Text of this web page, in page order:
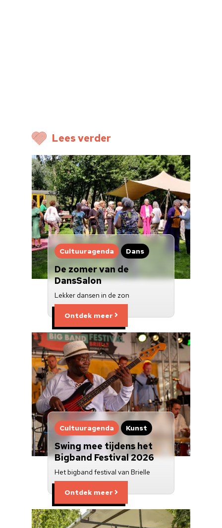
Lees verder
Cultuuragenda Dans
De zomer van de
DansSalon
Lekker dansen in de zon
Ontdek meer
Cultuuragenda Kunst
Swing mee tijdens het
Bigband Festival 2026
Het bigband festival van Brielle
Ontdek meer
Nieuwsbrief
Doneren